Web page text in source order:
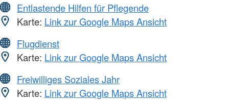
Entlastende Hilfen für Pflegende
Karte: Link zur Google Maps Ansicht
Flugdienst
Karte: Link zur Google Maps Ansicht
Freiwilliges Soziales Jahr
Karte: Link zur Google Maps Ansicht